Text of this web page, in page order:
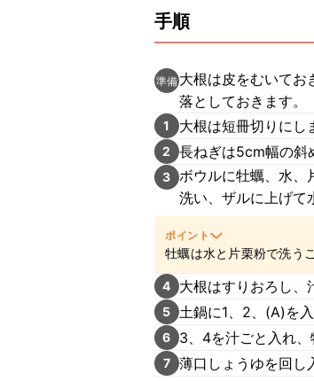
手順
準備 大根は皮をむいてお
落としておきます。
1 大根は短冊切りにし
2 長ねぎは5cm幅の斜
3 ボウルに牡蠣、水、
洗い、ザルに上げて
ポイント
牡蠣は水と片栗粉で洗う
4 大根はすりおろし、
5 土鍋に1、2、(A)を
6 3、4を汁ごと入れ、
7 薄口しょうゆを回し